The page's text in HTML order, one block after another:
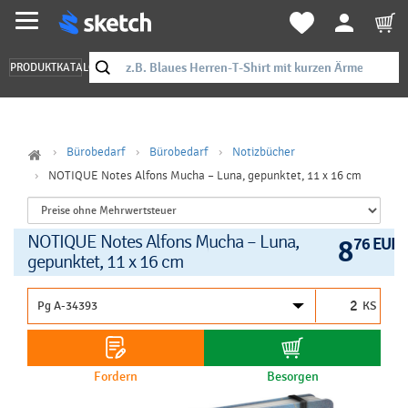
PRODUKTKATALOG
Bürobedarf Bürobedarf
Notizbücher
NOTIQUE Notes Alfons Mucha – Luna, gepunktet, 11 x 16 cm
NOTIQUE Notes Alfons Mucha – Luna,
gepunktet, 11 x 16 cm
876 EUR
KS
Fordern Besorgen